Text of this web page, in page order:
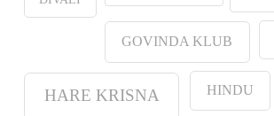
GOVINDA KLUB
HARE KRISNA HINDU